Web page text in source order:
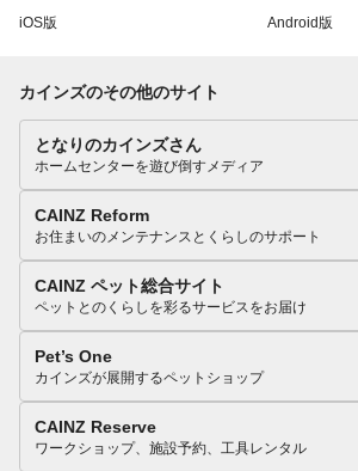
iOS版 Android版
カインズのその他のサイト
となりのカインズさん
ホームセンターを遊び倒すメディア
CAINZ Reform
お住まいのメンテナンスとくらしのサポート
CAINZ ペット総合サイト
ペットとのくらしを彩るサービスをお届け
Pet’s One
カインズが展開するペットショップ
CAINZ Reserve
ワークショップ、施設予約、工具レンタル